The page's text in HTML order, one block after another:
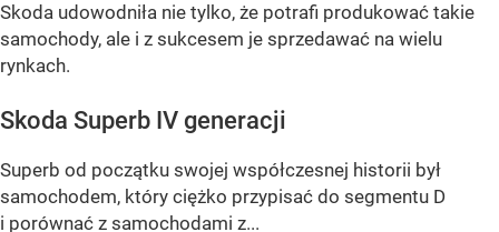
Skoda udowodniła nie tylko, że potrafi produkować takie
samochody, ale i z sukcesem je sprzedawać na wielu
rynkach.
Skoda Superb IV generacji
Superb od początku swojej współczesnej historii był
samochodem, który ciężko przypisać do segmentu D
i porównać z samochodami z...